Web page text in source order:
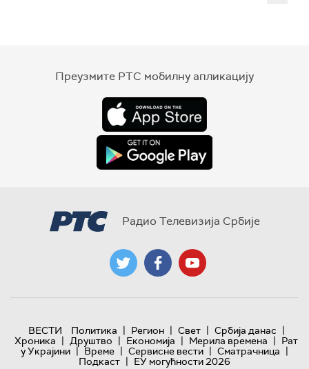
Преузмите РТС мобилну апликацију
Радио Телевизија Србије
ВЕСТИ Политика | Регион | Свет | Србија данас |
Хроника | Друштво | Економија | Мерила времена | Рат
у Украјини | Време | Сервисне вести | Сматрачница |
Подкаст | ЕУ могућности 2026